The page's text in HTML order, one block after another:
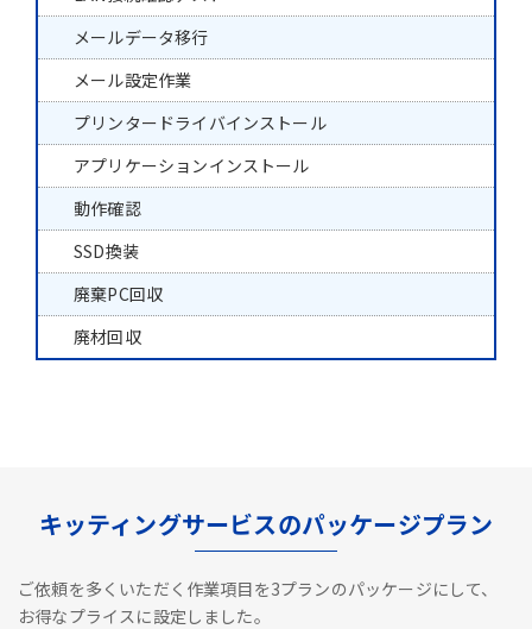
メールデータ移行
メール設定作業
プリンタードライバインストール
アプリケーションインストール
動作確認
SSD換装
廃棄PC回収
廃材回収
キッティングサービスのパッケージプラン
ご依頼を多くいただく作業項目を3プランのパッケージにして、
お得なプライスに設定しました。